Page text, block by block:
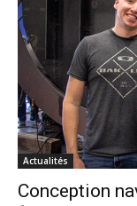
Actualités
Conception